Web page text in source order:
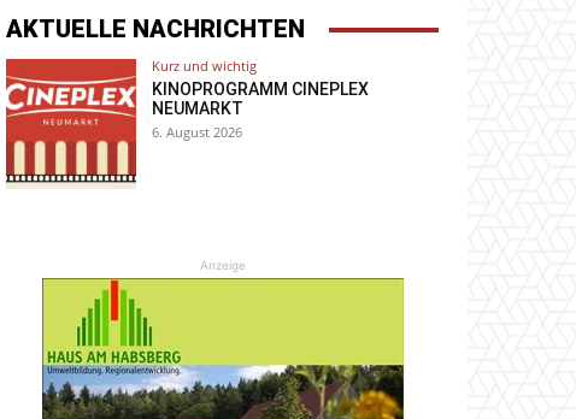
AKTUELLE NACHRICHTEN
Kurz und wichtig
KINOPROGRAMM CINEPLEX
NEUMARKT
6. August 2026
Anzeige